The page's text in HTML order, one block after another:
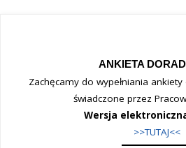
NR
3/2018/G-
PROMOWANIE
ANKIETA
Zachęcamy do wypełniania
świadczone przez
Wersja
>>TUTAJ<<